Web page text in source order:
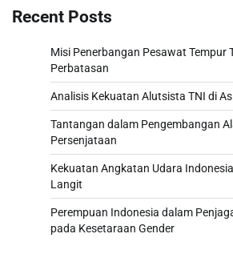
Recent Posts
Misi Penerbangan Pesawat Tempur
Perbatasan
Analisis Kekuatan Alutsista TNI di
Tantangan dalam Pengembangan
Persenjataan
Kekuatan Angkatan Udara
Langit
Perempuan Indonesia dalam
pada Kesetaraan Gender